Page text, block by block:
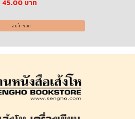
45.00 บาท
สินค้าหมด